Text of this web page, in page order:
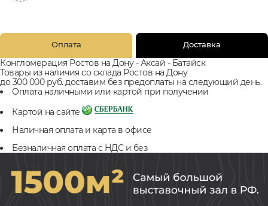
Оплата Доставка
Конгломерация Ростов на Дону - Аксай - Батайск
Товары из наличия со склада Ростов на Дону
до 300 000 руб. доставим без предоплаты на следующий день.
Оплата наличными или картой при получении
Картой на сайте
Наличная оплата и карта в офисе
Безналичная оплата с НДС и без